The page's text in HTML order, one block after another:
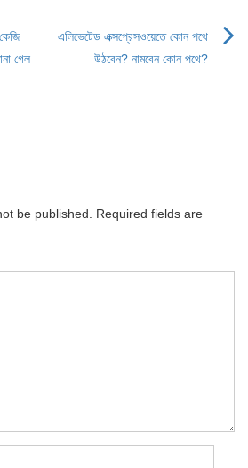
গেল
এলিভেটেড এক্সপ্রেসওয়েতে কোন পথে
উঠবেন? নামবেন কোন পথে?
be published.
Required fields are